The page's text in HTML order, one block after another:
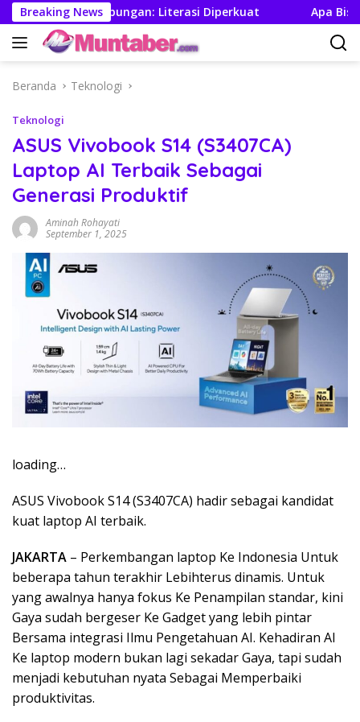
Langsung
ke
konten
Breaking News
Jamin Tabungan: Literasi Diperkuat Apa Bisa
Beranda Teknologi
Teknologi
ASUS Vivobook S14 (S3407CA)
Laptop AI Terbaik Sebagai
Generasi Produktif
Aminah Rohayati
September 1, 2025
loading…
ASUS Vivobook S14 (S3407CA) hadir sebagai kandidat
kuat laptop AI terbaik.
JAKARTA – Perkembangan laptop Ke Indonesia Untuk
beberapa tahun terakhir Lebihterus dinamis. Untuk
yang awalnya hanya fokus Ke Penampilan standar, kini
Gaya sudah bergeser Ke Gadget yang lebih pintar
Bersama integrasi Ilmu Pengetahuan AI. Kehadiran AI
Ke laptop modern bukan lagi sekadar Gaya, tapi sudah
menjadi kebutuhan nyata Sebagai Memperbaiki
produktivitas.